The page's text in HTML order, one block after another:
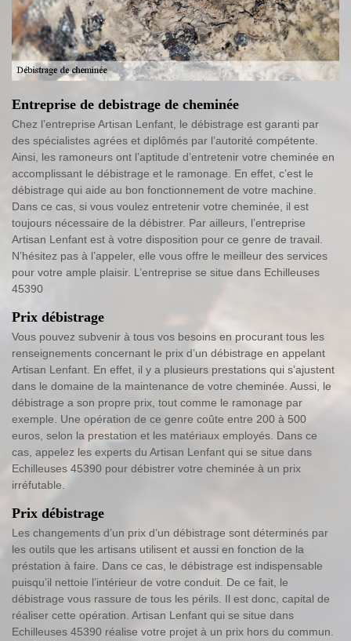
Entreprise de debistrage de cheminée
Chez l’entreprise Artisan Lenfant, le débistrage est garanti par
des spécialistes agrées et diplômés par l’autorité compétente.
Ainsi, les ramoneurs ont l’aptitude d’entretenir votre cheminée en
accomplissant le débistrage et le ramonage. En effet, c’est le
débistrage qui aide au bon fonctionnement de votre machine.
Dans ce cas, si vous voulez entretenir votre cheminée, il est
toujours nécessaire de la débistrer. Par ailleurs, l’entreprise
Artisan Lenfant est à votre disposition pour ce genre de travail.
N’hésitez pas à l’appeler, elle vous offre le meilleur des services
pour votre ample plaisir. L’entreprise se situe dans Echilleuses
45390
Prix débistrage
Vous pouvez subvenir à tous vos besoins en procurant tous les
renseignements concernant le prix d’un débistrage en appelant
Artisan Lenfant. En effet, il y a plusieurs prestations qui s’ajustent
dans le domaine de la maintenance de votre cheminée. Aussi, le
débistrage a son propre prix, tout comme le ramonage par
exemple. Une opération de ce genre coûte entre 200 à 500
euros, selon la prestation et les matériaux employés. Dans ce
cas, appelez les experts du Artisan Lenfant qui se situe dans
Echilleuses 45390 pour débistrer votre cheminée à un prix
irréfutable.
Prix débistrage
Les changements d’un prix d’un débistrage sont déterminés par
les outils que les artisans utilisent et aussi en fonction de la
préstation à faire. Dans ce cas, le débistrage est indispensable
puisqu’il nettoie l’intérieur de votre conduit. De ce fait, le
débistrage vous rassure de tous les périls. Il est donc, capital de
réaliser cette opération. Artisan Lenfant qui se situe dans
Echilleuses 45390 réalise votre projet à un prix hors du commun.